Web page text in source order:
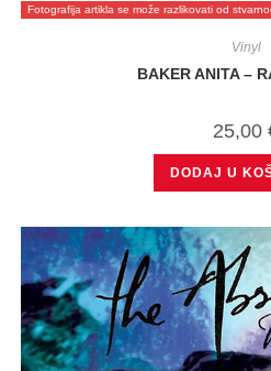
Fotografija artikla se može razlikovati od
Vinyl
BAKER ANITA –
25,00
DODAJ U